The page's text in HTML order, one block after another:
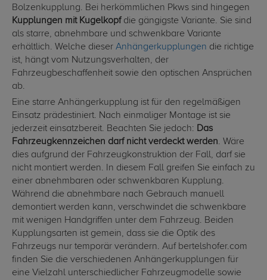
Bolzenkupplung. Bei herkömmlichen Pkws sind hingegen
Kupplungen mit Kugelkopfdie gängigste Variante. Sie sind
als starre, abnehmbare und schwenkbare Variante
erhältlich. Welche dieser Anhängerkupplungen die richtige
ist, hängt vom Nutzungsverhalten, der
Fahrzeugbeschaffenheit sowie den optischen Ansprüchen
ab.
Eine starre Anhängerkupplung ist für den regelmäßigen
Einsatz prädestiniert. Nach einmaliger Montage ist sie
jederzeit einsatzbereit. Beachten Sie jedoch: Das
Fahrzeugkennzeichen darf nicht verdeckt werden. Wäre
dies aufgrund der Fahrzeugkonstruktion der Fall, darf sie
nicht montiert werden. In diesem Fall greifen Sie einfach zu
einer abnehmbaren oder schwenkbaren Kupplung.
Während die abnehmbare nach Gebrauch manuell
demontiert werden kann, verschwindet die schwenkbare
mit wenigen Handgriffen unter dem Fahrzeug. Beiden
Kupplungsarten ist gemein, dass sie die Optik des
Fahrzeugs nur temporär verändern. Auf bertelshofer.com
finden Sie die verschiedenen Anhängerkupplungen für
eine Vielzahl unterschiedlicher Fahrzeugmodelle sowie